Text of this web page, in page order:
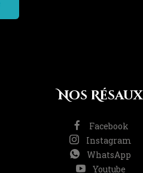
Nos Résaux
Facebook
Instagram
WhatsApp
Youtube